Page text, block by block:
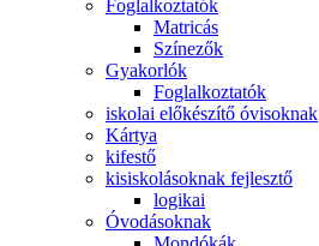
Foglalkoztatók
Matricás
Színezők
Gyakorlók
Foglalkoztatók
iskolai előkészítő óvisoknak
Kártya
kifestő
kisiskolásoknak fejlesztő
logikai
Óvodásoknak